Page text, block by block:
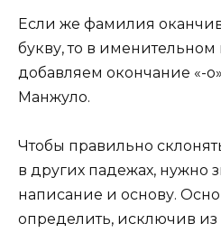
Если же фамилия
букву, то в
добавляем окончание «-
Манжуло.
Чтобы правильно
в других падежах, нужно
написание и основу.
определить, исключив